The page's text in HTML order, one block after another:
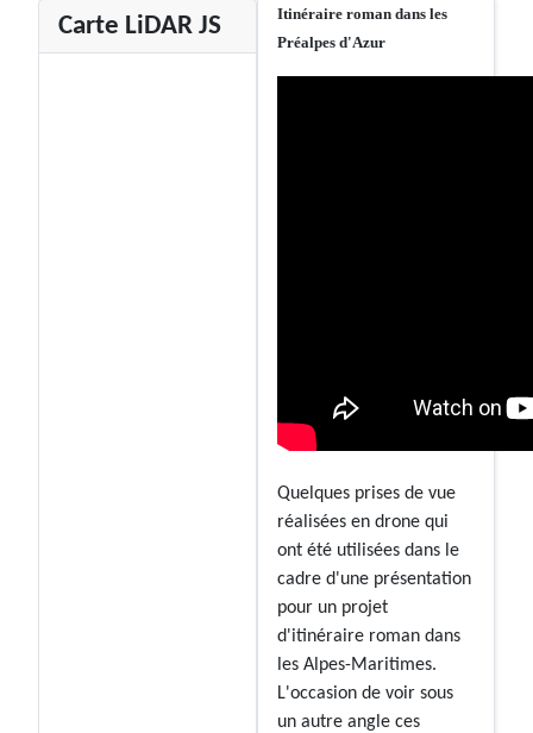
Carte LiDAR JS
Itinéraire roman dans les
Préalpes d'Azur
Quelques prises de vue
réalisées en drone qui
ont été utilisées dans le
cadre d'une présentation
pour un projet
d'itinéraire roman dans
les Alpes-Maritimes.
L'occasion de voir sous
un autre angle ces